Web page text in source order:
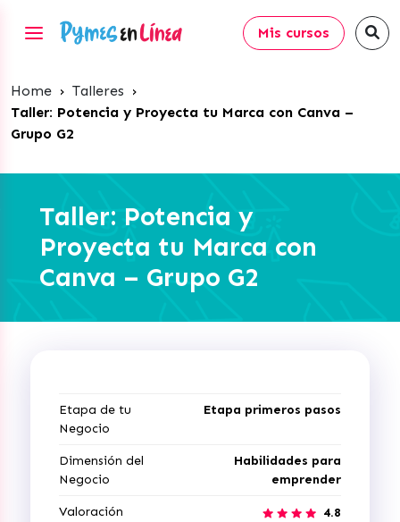
Mis cursos
Home › Talleres ›
Taller: Potencia y Proyecta tu Marca con Canva –
Grupo G2
Taller: Potencia y
Proyecta tu Marca con
Canva – Grupo G2
Etapa de tu
Negocio
Etapa primeros pasos
Dimensión del
Negocio
Habilidades para
emprender
Valoración 4.8